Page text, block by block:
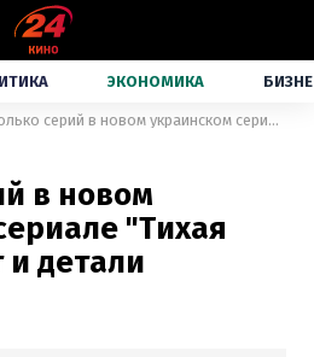
ЭКОНОМИКА
Сколько серий в новом украинском сериале "Тихая Нава": сюжет и детали
в новом
"Тихая
детали